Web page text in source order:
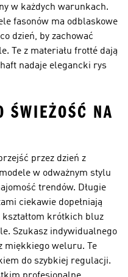
w każdych warunkach.
fasonów ma odblaskowe
dzień, by zachować
Te z materiału frotté dają
nadaje elegancki rys
ŚWIEŻOŚĆ NA
przez dzień z
w odważnym stylu
trendów. Długie
ciekawie dopełniają
krótkich bluz
Szukasz indywidualnego
miękkiego weluru. Te
do szybkiej regulacji.